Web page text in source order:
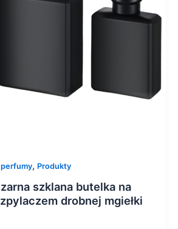
, Produkty
szklana butelka na
drobnej mgiełki